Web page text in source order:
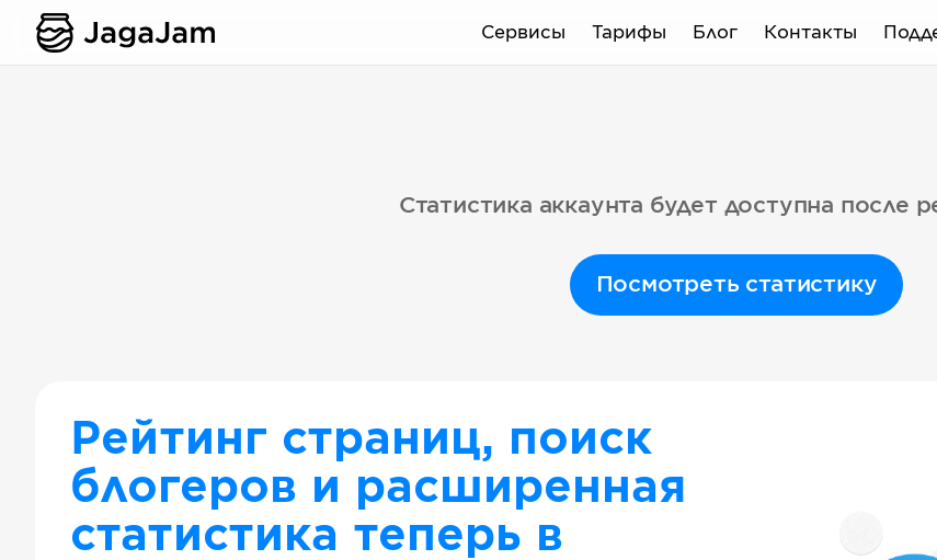
Сервисы Тарифы Блог Контакты
Статистика аккаунта будет доступна после
Посмотреть статистику
Рейтинг страниц, поиск
блогеров и расширенная
статистика теперь в